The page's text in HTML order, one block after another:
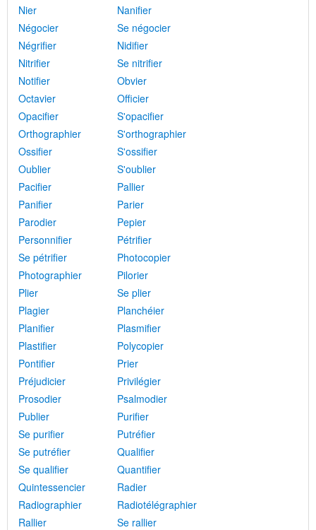
Nier
Nanifier
Négocier
Se négocier
Négrifier
Nidifier
Nitrifier
Se nitrifier
Notifier
Obvier
Octavier
Officier
Opacifier
S'opacifier
Orthographier
S'orthographier
Ossifier
S'ossifier
Oublier
S'oublier
Pacifier
Pallier
Panifier
Parier
Parodier
Pepier
Personnifier
Pétrifier
Se pétrifier
Photocopier
Photographier
Pilorier
Plier
Se plier
Plagier
Planchéier
Planifier
Plasmifier
Plastifier
Polycopier
Pontifier
Prier
Préjudicier
Privilégier
Prosodier
Psalmodier
Publier
Purifier
Se purifier
Putréfier
Se putréfier
Qualifier
Se qualifier
Quantifier
Quintessencier
Radier
Radiographier
Radiotélégraphier
Rallier
Se rallier